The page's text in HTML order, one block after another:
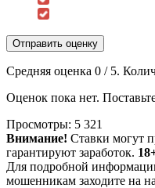
Отправить оценку
Средняя оценка 0 / 5.
Оценок пока нет.
Просмотры: 5 321
Внимание! Ставки могут
гарантируют заработок.
Для подробной
мошенникам заходите на